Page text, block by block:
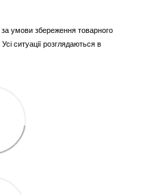
умови збереження товарного
ситуації розглядаються в